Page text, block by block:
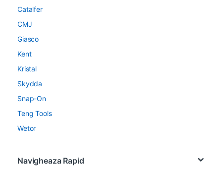
Catalfer
CMJ
Giasco
Kent
Kristal
Skydda
Snap-On
Teng Tools
Wetor
Navigheaza Rapid